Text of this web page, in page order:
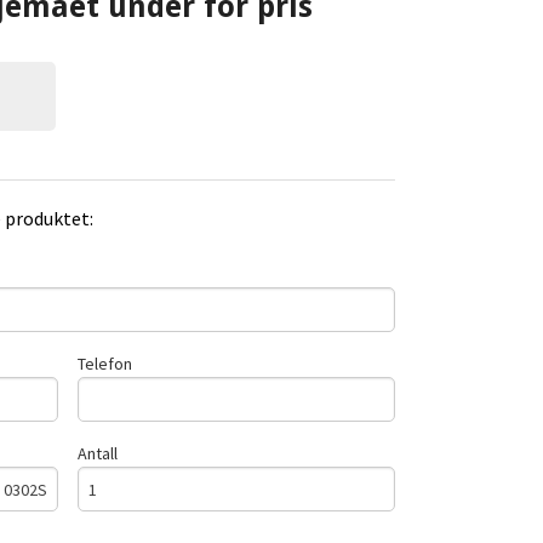
under for pris
Telefon
Antall